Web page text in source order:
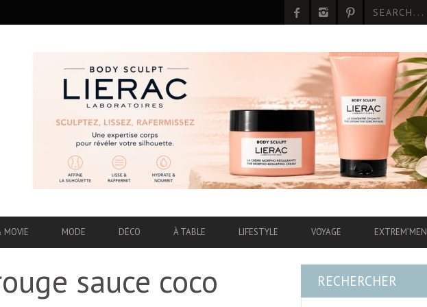
MOVIE MODE DÉCO À TABLE LIFESTYLE VOYAGE EXTREM’MEN
sauce coco
RECHERCHER